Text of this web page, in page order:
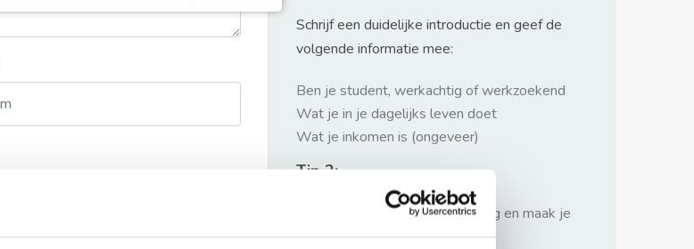
Schrijf een duidelijke introductie en geef de
volgende informatie mee:
Ben je student, werkachtig of werkzoekend
Wat je in je dagelijks leven doet
Wat je inkomen is (ongeveer)
Tip 2:
Wees beleefd, niet te langdradig en maak je
verhaal kort